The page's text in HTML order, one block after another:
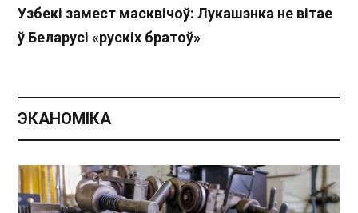
Узбекі замест масквічоў: Лукашэнка не вітае
ў Беларусі «рускіх братоў»
ЭКАНОМІКА